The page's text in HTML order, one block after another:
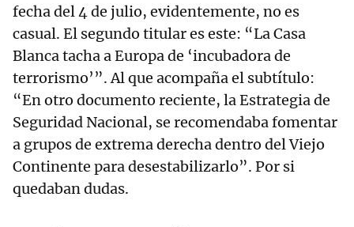
fecha del 4 de julio, evidentemente, no es
casual. El segundo titular es este: “La Casa
Blanca tacha a Europa de ‘incubadora de
terrorismo’”. Al que acompaña el subtítulo:
“En otro documento reciente, la Estrategia de
Seguridad Nacional, se recomendaba fomentar
a grupos de extrema derecha dentro del Viejo
Continente para desestabilizarlo”. Por si
quedaban dudas.